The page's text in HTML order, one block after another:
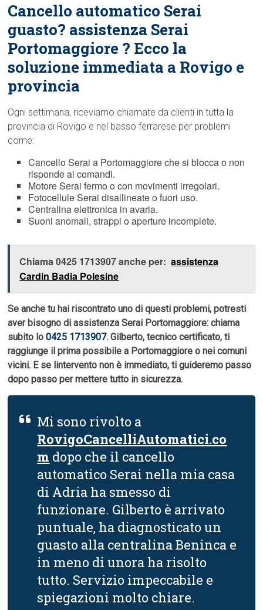
Cancello automatico Serai
guasto? assistenza Serai
Portomaggiore ? Ecco la
soluzione immediata a Rovigo e
provincia
Ogni settimana, riceviamo chiamate da clienti in tutta la
provincia di Rovigo e nel basso ferrarese per problemi
come:
Cancello Serai a Portomaggiore che si blocca o non
risponde ai comandi.
Motore Serai fermo o con movimenti irregolari.
Fotocellule Serai disallineate o fuori uso.
Centralina elettronica in avaria.
Suoni anomali, strappi o aperture incomplete.
Chiama 0425 1713907 anche per: assistenza
Cardin Badia Polesine
Se anche tu hai riscontrato uno di questi problemi, potresti
aver bisogno di assistenza Serai Portomaggiore: chiama
subito lo0425 1713907. Gilberto, tecnico certificato, ti
raggiunge il prima possibile a Portomaggiore o nei comuni
vicini. E se lintervento non è immediato, ti guideremo passo
dopo passo per mettere tutto in sicurezza.
Mi sono rivolto a
RovigoCancelliAutomatici.co
m dopo che il cancello
automatico Serai nella mia casa
di Adria ha smesso di
funzionare. Gilberto è arrivato
puntuale, ha diagnosticato un
guasto alla centralina Beninca e
in meno di unora ha risolto
tutto. Servizio impeccabile e
spiegazioni molto chiare.